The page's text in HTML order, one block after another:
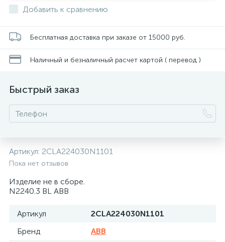
Добавить к сравнению
Бесплатная доставка при заказе от 15000 руб.
Наличный и безналичный расчет картой ( перевод )
Быстрый заказ
Артикул: 2CLA224030N1101
Пока нет отзывов
Изделие не в сборе.
N2240.3 BL ABB
Артикул
2CLA224030N1101
Бренд
ABB